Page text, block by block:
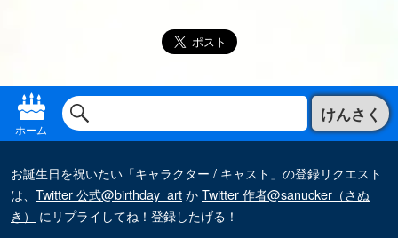
ホーム
けんさく
お誕生日を祝いたい「キャラクター / キャスト」の登録リクエスト
は、 Twitter 公式@birthday_artかTwitter 作者@sanucker（さぬ
き）
にリプライしてね！登録したげる！